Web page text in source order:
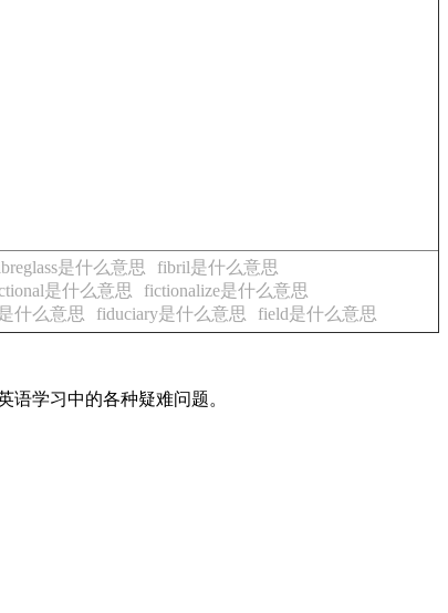
是什么意思
fibril是什么意思
是什么意思
fictionalize是什么意思
什么意思 fiduciary是什么意思 field是什么意思
学习中的各种疑难问题。